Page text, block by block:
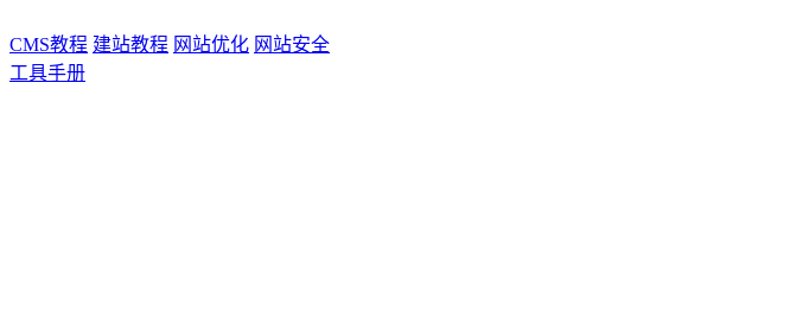
CMS教程 建站教程 网站优化 网站安全
工具手册